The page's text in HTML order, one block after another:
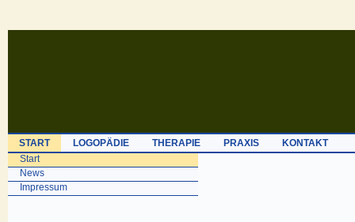
START LOGOPÄDIE THERAPIE PRAXIS
KONTAKT
Start
News
Impressum